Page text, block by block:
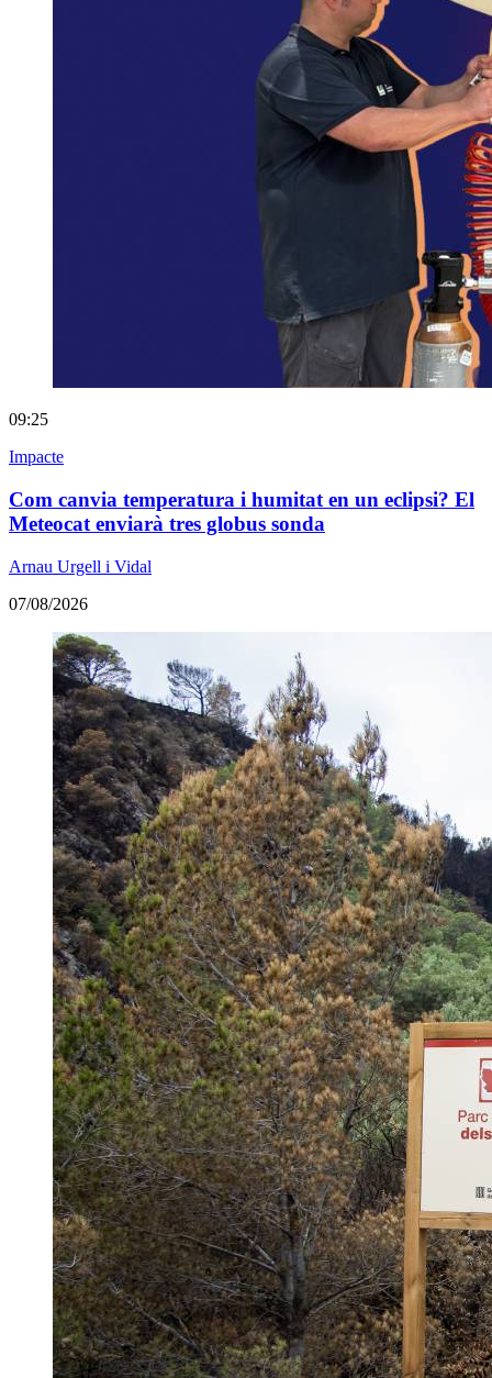
09:25
Impacte
Com canvia temperatura i humitat en un eclipsi? El
Meteocat enviarà tres globus sonda
Arnau Urgell i Vidal
07/08/2026